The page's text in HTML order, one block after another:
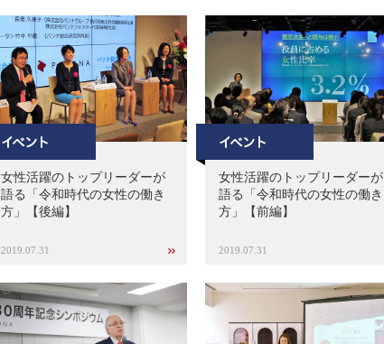
女性活躍のトップリーダーが
語る「令和時代の女性の働き
方」【後編】
2019.07.31
女性活躍のトップリーダーが
語る「令和時代の女性の働き
方」【前編】
2019.07.31